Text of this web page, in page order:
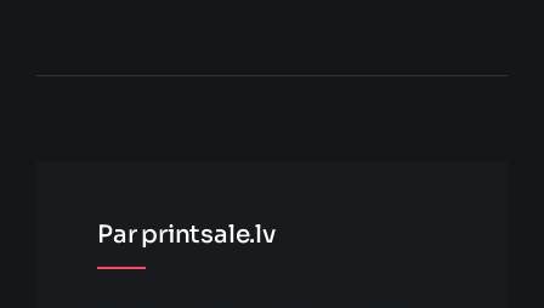
Par printsale.lv